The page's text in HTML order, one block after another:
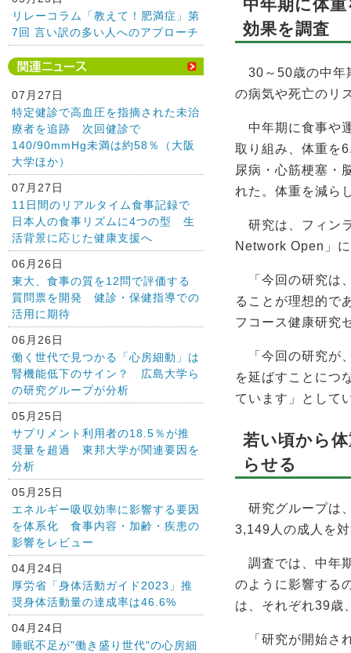
中年期に体
効果を調査
30～50歳の中年
の病気や死亡のリ
中年期に食事や
取り組み、体重を
尿病・心筋梗塞・
れた。体重を減ら
研究は、フィン
Network Open」
「今回の研究は
ることが理想的で
フコース健康研究
「今回の研究が
を延ばすことにつ
ています」として
若い頃から
らせる
研究グループは
3,149人の成人を
調査では、中年
のように影響する
は、それぞれ39歳
「研究が開始さ
リレーコラム「教えて！肥満症」第
7回 言い訳の多い人へのアプローチ
07月27日
特定健診で高血圧を指摘された未治
療者を追跡 次回健診で
140/90mmHg未満は約58％（大阪
大学ほか）
07月27日
11日間のリアルタイム食事記録で
日本人の食事リズムに4つの型 生
活背景に応じた健康支援へ
06月26日
東大、食事の質を12問で評価する
質問票を開発 健診・保健指導での
活用に期待
06月26日
働く世代で見つかる「心房細動」は
腎機能低下のサイン？ 広島大学ら
の研究グループが分析
05月25日
サプリメント利用者の18.5％が推
奨量を超過 東邦大学が関連要因を
分析
05月25日
エネルギー吸収効率に影響する要因
を体系化 食事内容・加齢・疾患の
影響をレビュー
04月24日
厚労省「身体活動ガイド2023」推
奨身体活動量の達成率は46.6%
04月24日
睡眠不足が"働き盛り世代"の心房細